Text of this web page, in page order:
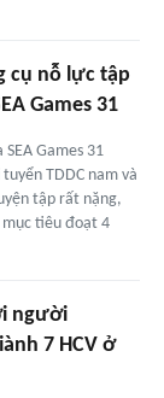
cụ nỗ lực tập
Games 31
Games 31
TDDC nam và
tập rất nặng,
tiêu đoạt 4
người
7 HCV ở